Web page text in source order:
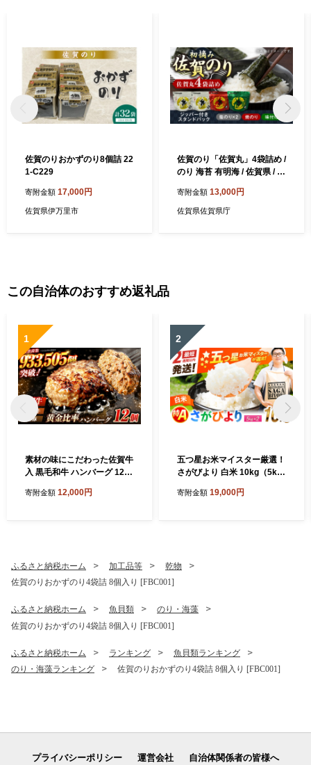
佐賀のりおかずのり8個詰 22
1-C229
寄附金額 17,000円
佐賀県伊万里市
佐賀のり「佐賀丸」4袋詰め /
のり 海苔 有明海 / 佐賀県 / 佐
AACC001]
寄附金額 13,000円
佐賀県佐賀県庁
この自治体のおすすめ返礼品
1
素材の味にこだわった佐賀牛
入 黒毛和牛 ハンバーグ 12個
ばいばーぐ はんばーぐ 弁当
寄附金額 12,000円
2
五つ星お米マイスター厳選！
さがびより 白米 10kg（5kg
店 [FCW046]
寄附金額 19,000円
ふるさと納税ホーム 加工品等
乾物
佐賀のりおかずのり4袋詰 8個入り [FBC001]
ふるさと納税ホーム 魚貝類
のり・海藻
佐賀のりおかずのり4袋詰 8個入り [FBC001]
ふるさと納税ホーム ランキング
魚貝類ランキング
のり・海藻ランキング
佐賀のりおかずのり4袋詰 8個入り [FBC001]
プライバシーポリシー 運営会社 自治体関係者の皆様へ